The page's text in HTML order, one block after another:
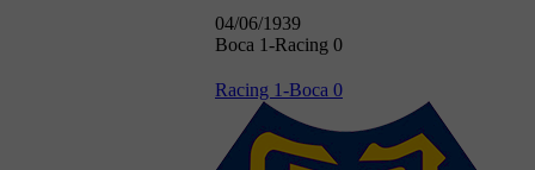
04/06/1939
Boca 1-Racing 0
Racing 1-Boca 0